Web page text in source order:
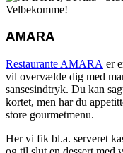
Velbekomme!
AMARA
Restaurante AMARA er
vil overvælde dig med
sansesindtryk. Du kan
kortet, men har du
store gourmetmenu.
Her vi fik bl.a. serveret